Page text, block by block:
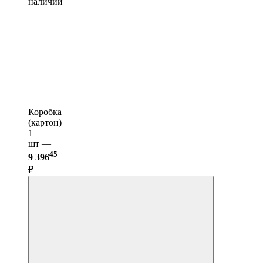
Коробка
(картон)
1
шт —
9 39645
₽